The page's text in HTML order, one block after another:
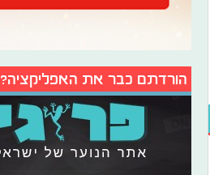
הורדתם כבר את האפליקציה?